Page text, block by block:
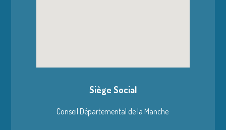
Siège Social
Conseil Départemental de la Manche